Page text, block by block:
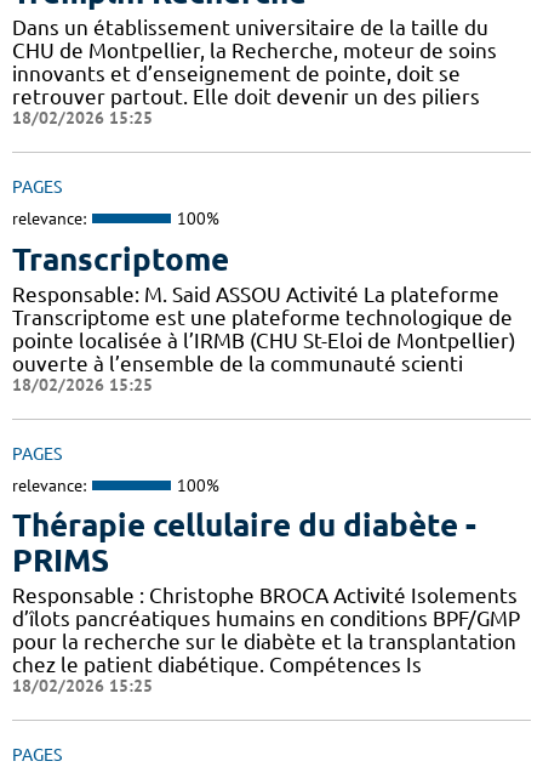
Dans un établissement universitaire de la taille du
CHU de Montpellier, la Recherche, moteur de soins
innovants et d’enseignement de pointe, doit se
retrouver partout. Elle doit devenir un des piliers
18/02/2026 15:25
PAGES
relevance: 100%
Transcriptome
Responsable: M. Said ASSOU Activité La plateforme
Transcriptome est une plateforme technologique de
pointe localisée à l’IRMB (CHU St-Eloi de Montpellier)
ouverte à l’ensemble de la communauté scienti
18/02/2026 15:25
PAGES
relevance: 100%
Thérapie cellulaire du diabète -
PRIMS
Responsable : Christophe BROCA Activité Isolements
d’îlots pancréatiques humains en conditions BPF/GMP
pour la recherche sur le diabète et la transplantation
chez le patient diabétique. Compétences Is
18/02/2026 15:25
PAGES